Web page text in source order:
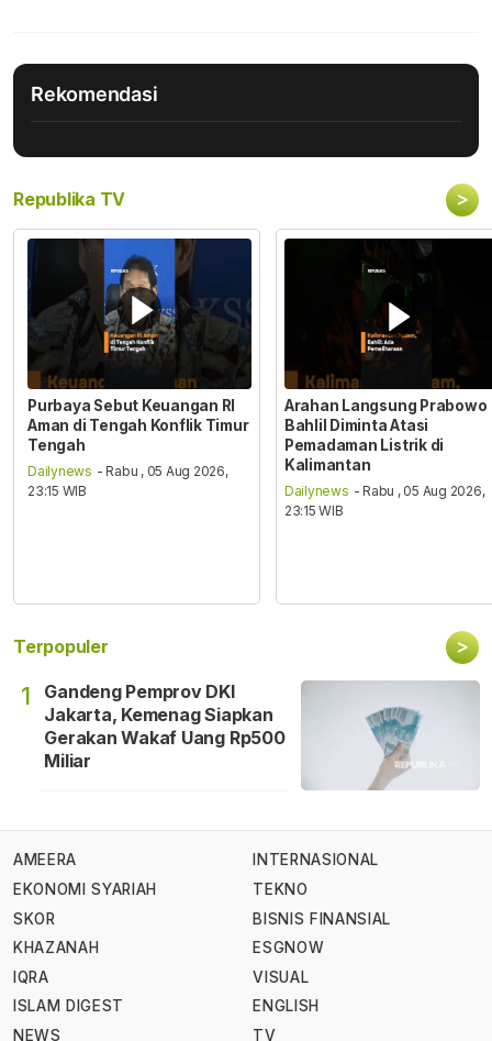
Rekomendasi
Republika TV >
Purbaya Sebut Keuangan RI
Aman di Tengah Konflik Timur
Tengah
Dailynews - Rabu , 05 Aug 2026,
23:15 WIB
Arahan Langsung Prabowo
Bahlil Diminta Atasi
Pemadaman Listrik di
Kalimantan
Dailynews - Rabu , 05 Aug 2026,
23:15 WIB
Terpopuler >
1
Gandeng Pemprov DKI
Jakarta, Kemenag Siapkan
Gerakan Wakaf Uang Rp500
Miliar
AMEERA
EKONOMI SYARIAH
SKOR
KHAZANAH
IQRA
ISLAM DIGEST
NEWS
INTERNASIONAL
TEKNO
BISNIS FINANSIAL
ESGNOW
VISUAL
ENGLISH
TV